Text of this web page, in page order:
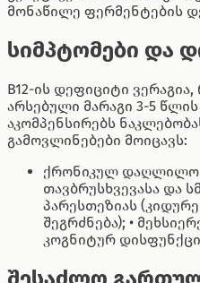
მონაწილე ფერმენტების
სიმპტომები და
B12-ის დეფიციტი
არსებული მარაგი 3-5
აკომპენსირებს
გამოვლინებები მოიცავს:
ქრონიკულ
თავბრუსხვევასა და
პარესთეზიას
შეგრძნება); •
კოგნიტურ